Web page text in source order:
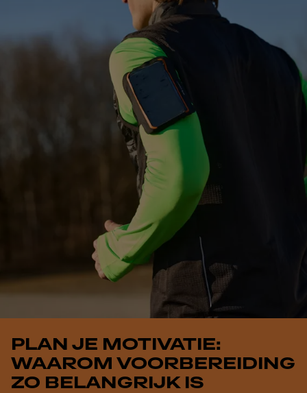
PLAN JE MOTIVATIE:
WAAROM VOORBEREIDING
ZO BELANGRIJK IS